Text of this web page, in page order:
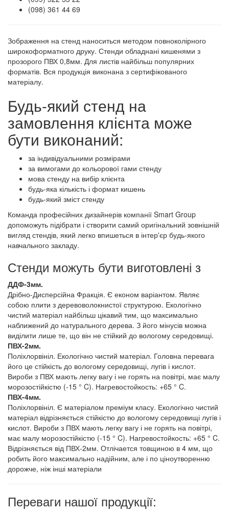
(098) 361 44 69
Зображення на стенд наноситься методом повноколірного
широкоформатного друку. Стенди обладнані кишенями з
прозорого ПВХ 0,8мм. Для листів найбільш популярних
форматів. Вся продукція виконана з сертифікованого
матеріалу.
Будь-який стенд на
замовлення клієнта може
бути виконаний:
за індивідуальними розмірами
за вимогами до кольорової гами стенду
мова стенду на вибір клієнта
будь-яка кількість і формат кишень
будь-який зміст стенду
Команда професійних дизайнерів компанії Smart Group
допоможуть підібрати і створити самий оригінальний зовнішній
вигляд стендів, який легко впишеться в інтер'єр будь-якого
навчального закладу.
Стенди можуть бути виготовлені з
ДДФ-3мм.
Дрібно-Дисперсійна Фракція. Є економ варіантом. Являє
собою плити з деревоволокнистої структурою. Екологічно
чистий матеріал найбільш цікавий тим, що максимально
наближений до натурального дерева. З його мінусів можна
виділити лише те, що він не стійкий до вологому середовищі.
ПВХ-2мм.
Поліхлорвініл. Екологічно чистий матеріал. Головна перевага
його це стійкість до вологому середовищі, лугів і кислот.
Вироби з ПВХ мають легку вагу і не горять на повітрі, має малу
морозостійкістю (-15 ° C). Нагревостойкость: +65 ° C.
ПВХ-4мм.
Поліхлорвініл. Є матеріалом преміум класу. Екологічно чистий
матеріал відрізняється стійкістю до вологому середовищі лугів і
кислот. Вироби з ПВХ мають легку вагу і не горять на повітрі,
має малу морозостійкістю (-15 ° C). Нагревостойкость: +65 ° C.
Відрізняється від ПВХ-2мм. Отлічается товщиною в 4 мм, що
робить його максимально надійним, але і по ціноутворенню
дорожче, ніж інші матеріали
Переваги нашої продукції: